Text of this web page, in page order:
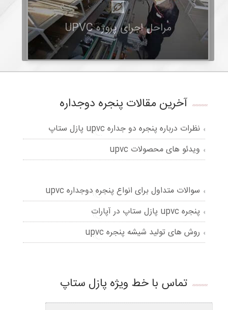
مراحل اجرای پروژه UPVC
آخرین مقالات پنجره دوجداره
نظرات درباره پنجره دو جداره upvc پازل ستاپ
ویدئو های محصولات upvc
سوالات متداول برای انواع پنجره دوجداره upvc
پنجره upvc پازل ستاپ در آپارات
روش های تولید شیشه پنجره upvc
تماس با خط ویژه پازل ستاپ